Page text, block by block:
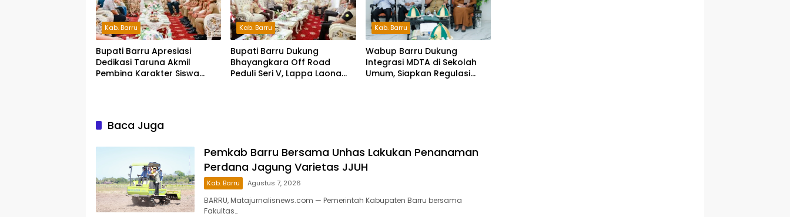
Kab. Barru
Bupati Barru Apresiasi
Dedikasi Taruna Akmil
Pembina Karakter Siswa
Kab. Barru
Bupati Barru Dukung
Bhayangkara Off Road
Peduli Seri V, Lappa Laona
Kab. Barru
Wabup Barru Dukung
Integrasi MDTA di Sekolah
Umum, Siapkan Regulasi
Baca Juga
Pemkab Barru Bersama Unhas Lakukan Penanaman
Perdana Jagung Varietas JJUH
Kab. Barru Agustus 7, 2026
BARRU, Matajurnalisnews.com — Pemerintah Kabupaten Barru bersama
Fakultas…